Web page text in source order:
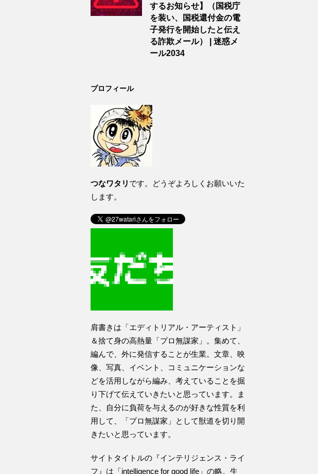
するお知らせ】（国税庁
を装い、国税還付金の電
子発行を開始したと伝え
る詐欺メール） | 迷惑メ
ール2034
プロフィール
つなワタリ です。どうぞよろしくお願いいた
します。
肩書きは「エディトリアル・アーティスト」
＆捨て身の高熱量「プロ無謀家」。集めて、
編んで、外に発信することが生業。文章、映
像、写真、イベント、コミュニケーションな
どを活用しながら編み、考えていることを掘
り下げて伝えていきたいと思っています。ま
た、自分に負荷を与えるのが好きな性質を利
用して、「プロ無謀家」として獣道を切り開
きたいと思っています。
サイトタイトルの『インテリジェンス・ライ
フ』は「intelligence for good life」の略。生